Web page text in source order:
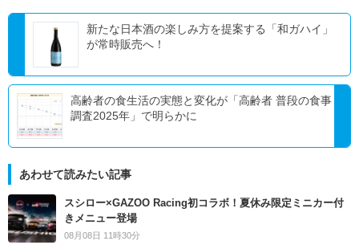
新たな日本酒の楽しみ方を提案する「和ガハイ」
が常時販売へ！
高齢者の食生活の実態と変化が「高齢者 普段の食事
調査2025年」で明らかに
あわせて読みたい記事
スシロー×GAZOO Racing初コラボ！夏休み限定ミニカー付
きメニュー登場
08月08日 11時30分